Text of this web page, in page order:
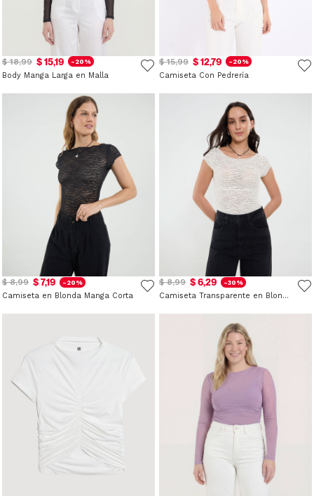
$ 18,99 $ 15,19 -20%
Body Manga Larga en Malla
$ 15,99 $ 12,79 -20%
Camiseta Con Pedrería
$ 8,99 $ 7,19 -20%
Camiseta en Blonda Manga Corta
$ 8,99 $ 6,29 -30%
Camiseta Transparente en Blonda